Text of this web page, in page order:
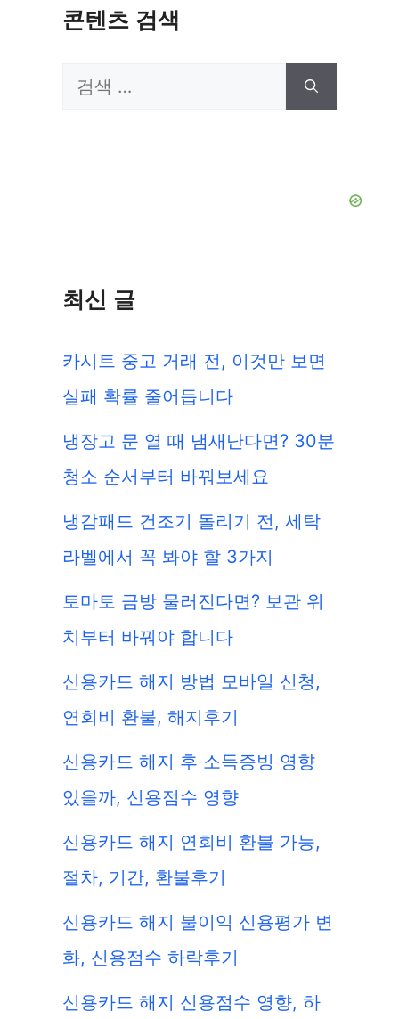
콘텐츠 검색
검
최신 글
카시트 중고 거래 전, 이것만 보면
실패 확률 줄어듭니다
냉장고 문 열 때 냄새난다면? 30분
청소 순서부터 바꿔보세요
냉감패드 건조기 돌리기 전, 세탁
라벨에서 꼭 봐야 할 3가지
토마토 금방 물러진다면? 보관 위
치부터 바꿔야 합니다
신용카드 해지 방법 모바일 신청,
연회비 환불, 해지후기
신용카드 해지 후 소득증빙 영향
있을까, 신용점수 영향
신용카드 해지 연회비 환불 가능,
절차, 기간, 환불후기
신용카드 해지 불이익 신용평가 변
화, 신용점수 하락후기
신용카드 해지 신용점수 영향, 하